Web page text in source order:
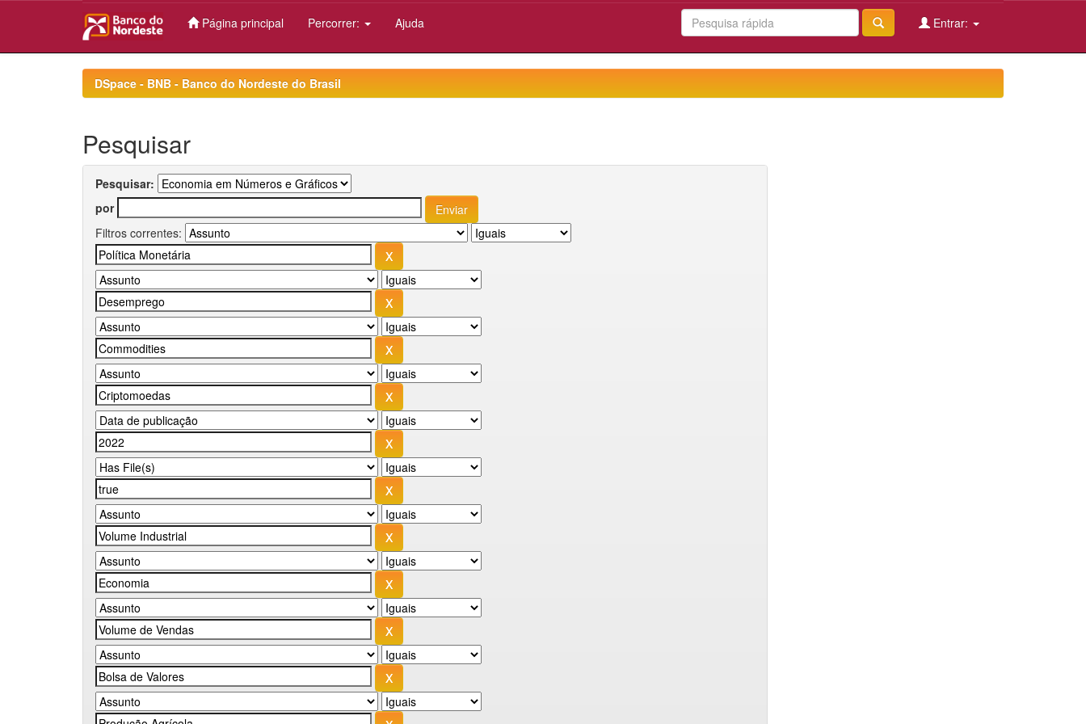
Página principal Percorrer: Ajuda Entrar:
DSpace - BNB - Banco do Nordeste do Brasil
Pesquisar
Pesquisar:
por
Filtros correntes: